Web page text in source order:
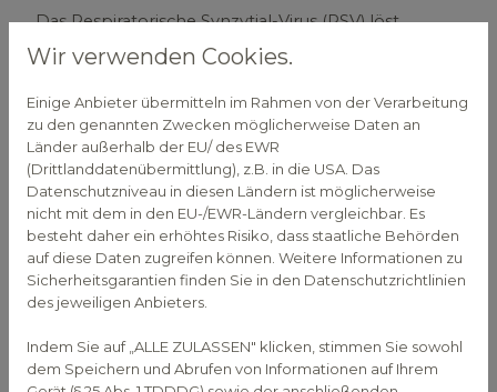
Das Respiratorische Synzytial-Virus (RSV) löst
Atemwegserkrankungen aus, die vor allem für
können. Deshalb hat die Ständige Impfkommission
(STIKO) im Sommer 2024 eine Impfung für
Säuglinge mit dem künstlich hergestellten
Antikörper Nirsevimab empfohlen.
Die Hochsaison für Atemwegserkrankungen
aufgrund von RSV liegt zwischen November und
April. In dieser Zeit können vor allem Säuglinge und
Kleinkinder an schweren Atemwegsinfektionen
vollständiger Nestschutz - auch wenn die Mutter
Antikörper gegen RSV gebildet hat, werden sie
Wir verwenden Cookies.
Einige Anbieter übermitteln im Rahmen von der Verarbeitung
zu den genannten Zwecken möglicherweise Daten an
Länder außerhalb der EU/ des EWR
(Drittlanddatenübermittlung), z.B. in die USA. Das
Datenschutzniveau in diesen Ländern ist möglicherweise
nicht mit dem in den EU-/EWR-Ländern vergleichbar. Es
besteht daher ein erhöhtes Risiko, dass staatliche Behörden
auf diese Daten zugreifen können. Weitere Informationen zu
Sicherheitsgarantien finden Sie in den Datenschutzrichtlinien
des jeweiligen Anbieters.
Indem Sie auf „ALLE ZULASSEN" klicken, stimmen Sie sowohl
dem Speichern und Abrufen von Informationen auf Ihrem